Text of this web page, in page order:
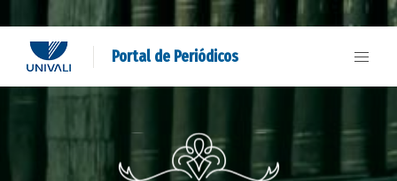
Portal de Periódicos